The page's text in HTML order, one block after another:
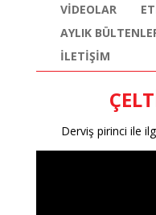
VİDEOLAR
AYLIK
İLETİŞİM
Derviş pirinci ile